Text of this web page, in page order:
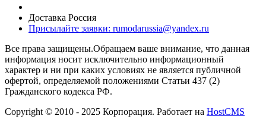
Доставка Россия
Присылайте заявки: rumodarussia@yandex.ru
Все права защищены.Обращаем ваше внимание, что данная
информация носит исключительно информационный
характер и ни при каких условиях не является публичной
офертой, определяемой положениями Статьи 437 (2)
Гражданского кодекса РФ.
Copyright © 2010 - 2025 Корпорация. Работает на HostCMS